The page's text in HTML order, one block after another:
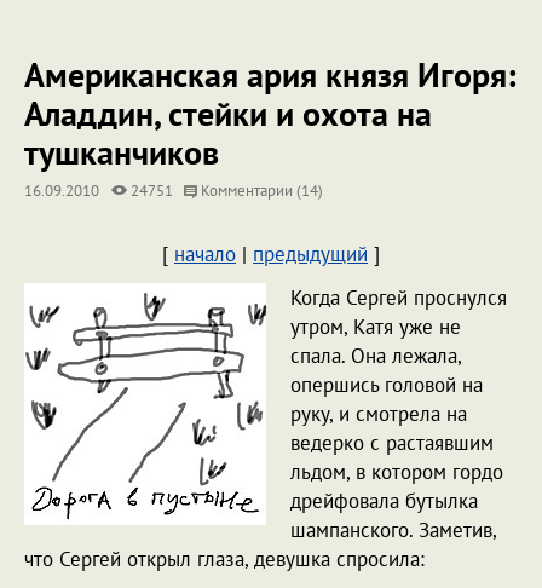
Американская ария князя Игоря:
Аладдин, стейки и охота на
тушканчиков
16.09.2010 24751 Комментарии (14)
[ начало | предыдущий ]
Когда Сергей проснулся
утром, Катя уже не
спала. Она лежала,
опершись головой на
руку, и смотрела на
ведерко с растаявшим
льдом, в котором гордо
дрейфовала бутылка
шампанского. Заметив,
что Сергей открыл глаза, девушка спросила: